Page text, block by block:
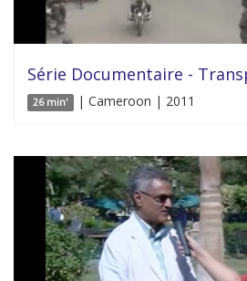
Série Documentaire -
26 min' | Cameroon | 2011